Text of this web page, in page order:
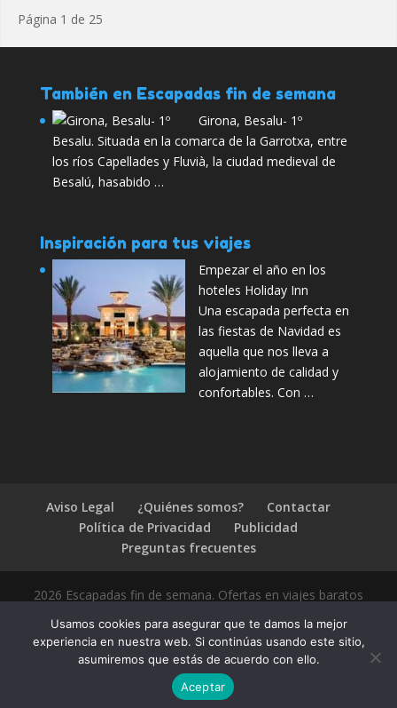
Página 1 de 25
También en Escapadas fin de semana
Girona, Besalu- 1º
Besalu. Situada en la comarca de la Garrotxa, entre
los ríos Capellades y Fluvià, la ciudad medieval de
Besalú, hasabido …
Inspiración para tus viajes
Empezar el año en los
hoteles Holiday Inn
Una escapada perfecta en
las fiestas de Navidad es
aquella que nos lleva a
alojamiento de calidad y
confortables. Con …
Aviso Legal ¿Quiénes somos?
Contactar
Política de Privacidad
Publicidad
Preguntas frecuentes
2026 Escapadas fin de semana. Ofertas en viajes baratos
Usamos cookies para asegurar que te damos la mejor
experiencia en nuestra web. Si continúas usando este sitio,
asumiremos que estás de acuerdo con ello.
Aceptar